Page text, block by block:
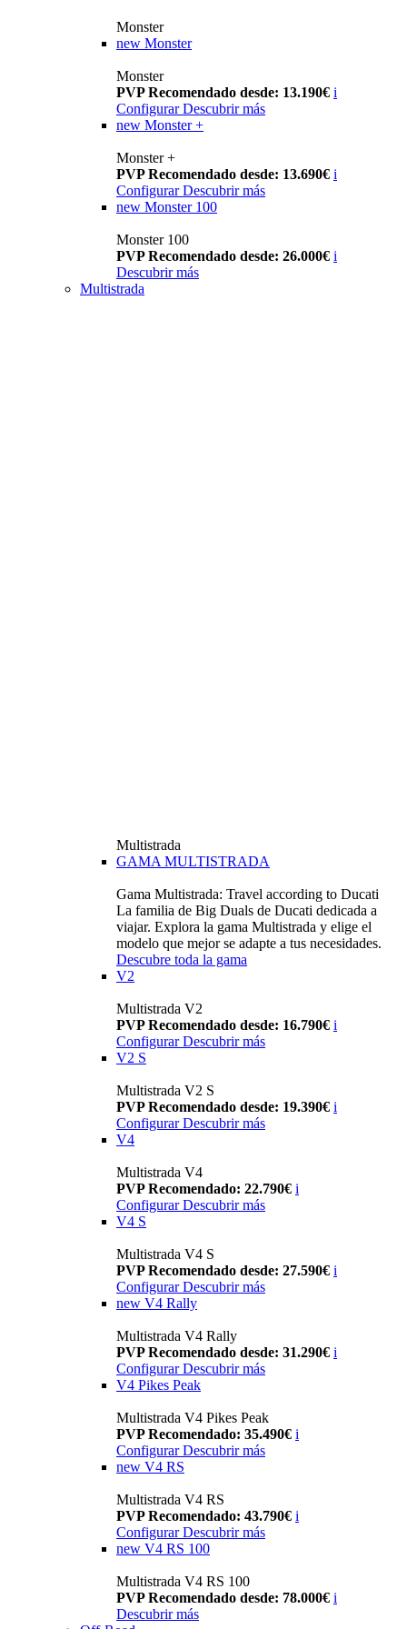
Monster
new Monster
Monster
PVP Recomendado desde: 13.190€ i
Configurar Descubrir más
new Monster +
Monster +
PVP Recomendado desde: 13.690€ i
Configurar Descubrir más
new Monster 100
Monster 100
PVP Recomendado desde: 26.000€ i
Descubrir más
Multistrada
Multistrada
GAMA MULTISTRADA
Gama Multistrada: Travel according to Ducati
La familia de Big Duals de Ducati dedicada a
viajar. Explora la gama Multistrada y elige el
modelo que mejor se adapte a tus necesidades.
Descubre toda la gama
V2
Multistrada V2
PVP Recomendado desde: 16.790€ i
Configurar Descubrir más
V2 S
Multistrada V2 S
PVP Recomendado desde: 19.390€ i
Configurar Descubrir más
V4
Multistrada V4
PVP Recomendado: 22.790€ i
Configurar Descubrir más
V4 S
Multistrada V4 S
PVP Recomendado desde: 27.590€ i
Configurar Descubrir más
new V4 Rally
Multistrada V4 Rally
PVP Recomendado desde: 31.290€ i
Configurar Descubrir más
V4 Pikes Peak
Multistrada V4 Pikes Peak
PVP Recomendado: 35.490€ i
Configurar Descubrir más
new V4 RS
Multistrada V4 RS
PVP Recomendado: 43.790€ i
ConfigurarDescubrir más
new V4 RS 100
Multistrada V4 RS 100
PVP Recomendado desde: 78.000€ i
Descubrir más